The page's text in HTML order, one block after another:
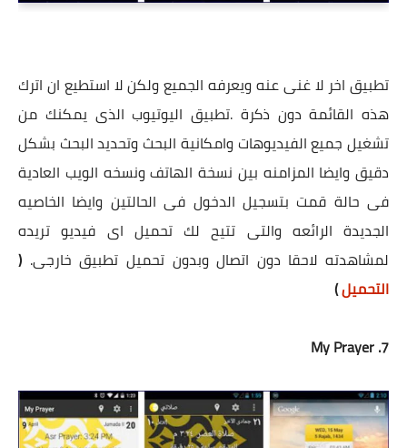
تطبيق اخر لا غنى عنه ويعرفه الجميع ولكن لا استطيع ان اترك
هذه القائمة دون ذكرة .تطبيق اليوتيوب الذى يمكنك من
تشغيل جميع الفيديوهات وامكانية البحث وتحديد البحث بشكل
دقيق وايضا المزامنه بين نسخة الهاتف ونسخه الويب العادية
فى حالة قمت بتسجيل الدخول فى الحالتين وايضا الخاصيه
الجديدة الرائعه والتى تتيح لك تحميل اى فيديو تريده
لمشاهدته لاحقا دون اتصال وبدون تحميل تطبيق خارجى. (
التحميل)
7. My Prayer